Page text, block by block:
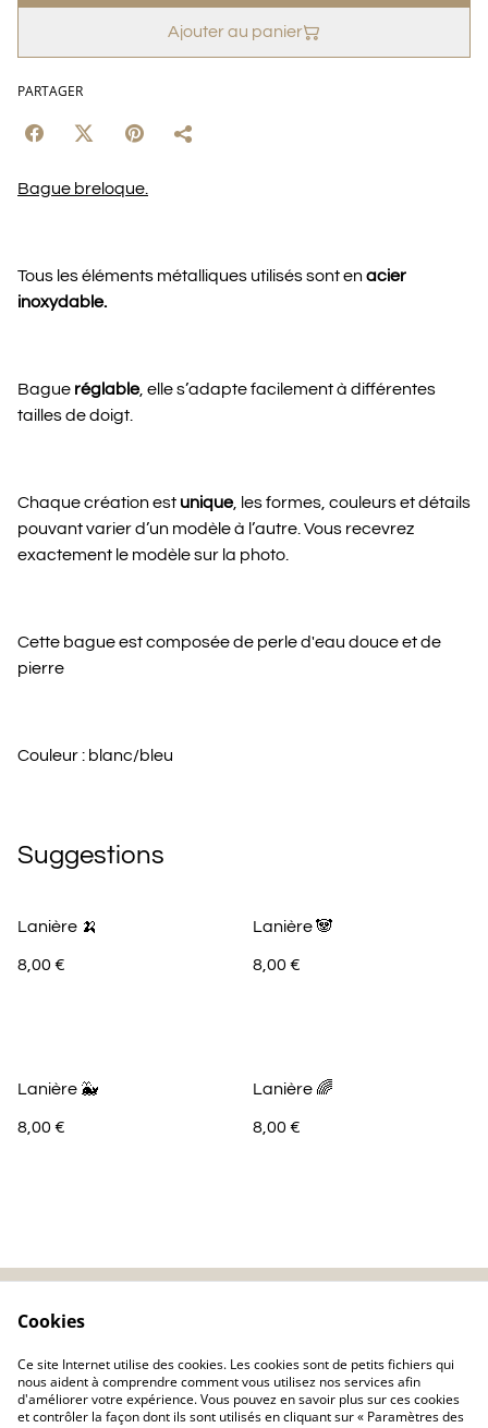
Ajouter au panier
PARTAGER
Bague breloque.
Tous les éléments métalliques utilisés sont enacier
inoxydable.
Bague réglable, elle s’adapte facilement à différentes
tailles de doigt.
Chaque création est unique, les formes, couleurs et détails
pouvant varier d’un modèle à l’autre. Vous recevrez
exactement le modèle sur la photo.
Cette bague est composée de perle d'eau douce et de
pierre
Couleur : blanc/bleu
Suggestions
Lanière 🍌
8,00 €
Lanière 🐼
8,00 €
Lanière 🐳
8,00 €
Lanière 🌈
8,00 €
confidentialité
Cookies
Ce site Internet utilise des cookies. Les cookies sont de petits fichiers qui
nous aident à comprendre comment vous utilisez nos services afin
d'améliorer votre expérience. Vous pouvez en savoir plus sur ces cookies
et contrôler la façon dont ils sont utilisés en cliquant sur « Paramètres des